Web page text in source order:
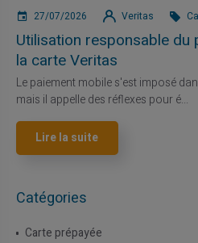
27/07/2026 Veritas
Utilisation responsable du
la carte Veritas
Le paiement mobile s'est imposé
mais il appelle des réflexes pour é...
Lire la suite
Catégories
Carte prépayée